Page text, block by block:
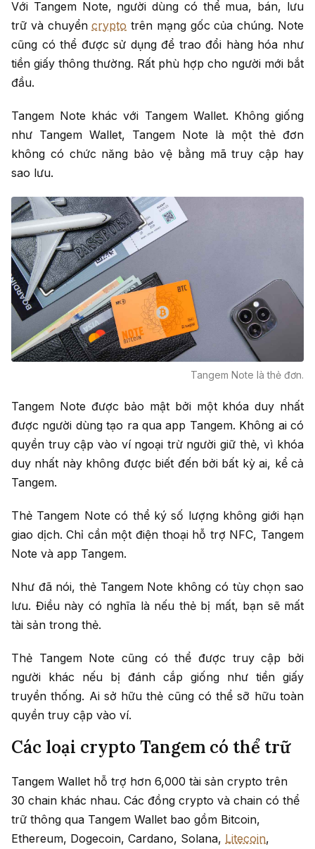
Với Tangem Note, người dùng có thể mua, bán, lưu
trữ và chuyểncrypto trên mạng gốc của chúng. Note
cũng có thể được sử dụng để trao đổi hàng hóa như
tiền giấy thông thường. Rất phù hợp cho người mới bắt
đầu.
Tangem Note khác với Tangem Wallet. Không giống
như Tangem Wallet, Tangem Note là một thẻ đơn
không có chức năng bảo vệ bằng mã truy cập hay
sao lưu.
Tangem Note là thẻ đơn.
Tangem Note được bảo mật bởi một khóa duy nhất
được người dùng tạo ra qua app Tangem. Không ai có
quyền truy cập vào ví ngoại trừ người giữ thẻ, vì khóa
duy nhất này không được biết đến bởi bất kỳ ai, kể cả
Tangem.
Thẻ Tangem Note có thể ký số lượng không giới hạn
giao dịch. Chỉ cần một điện thoại hỗ trợ NFC, Tangem
Note và app Tangem.
Như đã nói, thẻ Tangem Note không có tùy chọn sao
lưu. Điều này có nghĩa là nếu thẻ bị mất, bạn sẽ mất
tài sản trong thẻ.
Thẻ Tangem Note cũng có thể được truy cập bởi
người khác nếu bị đánh cắp giống như tiền giấy
truyền thống. Ai sở hữu thẻ cũng có thể sỡ hữu toàn
quyền truy cập vào ví.
Các loại crypto Tangem có thể trữ
Tangem Wallet hỗ trợ hơn 6,000 tài sản crypto trên
30 chain khác nhau. Các đồng crypto và chain có thể
trữ thông qua Tangem Wallet bao gồm Bitcoin,
Ethereum, Dogecoin, Cardano, Solana, Litecoin,